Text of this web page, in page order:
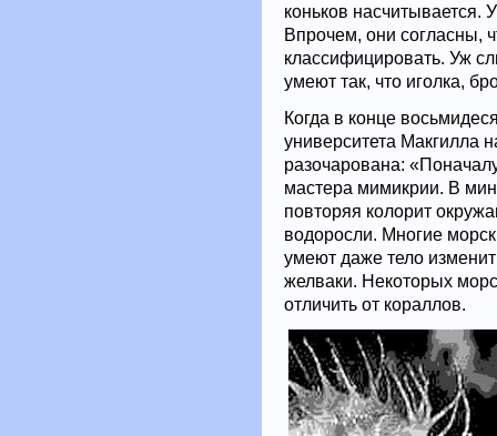
коньков
Впрочем, они согласны,
классифицировать. Уж
умеют так, что иголка,
Когда в конце
университета Макгилла
разочарована:
мастера мимикрии. В
повторяя колорит
водоросли. Многие
умеют даже тело
желваки. Некоторых
отличить от кораллов.